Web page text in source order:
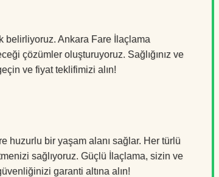
belirliyoruz. Ankara Fare İlaçlama
çözümler oluşturuyoruz. Sağlığınız ve
ve fiyat teklifimizi alın!
huzurlu bir yaşam alanı sağlar. Her türlü
sağlıyoruz. Güçlü İlaçlama, sizin ve
garanti altına alın!